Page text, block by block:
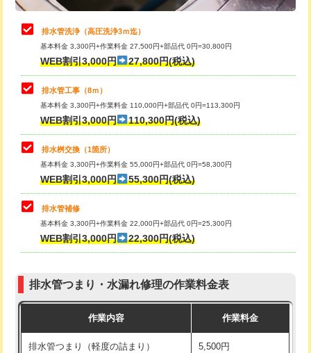
排水管工事（追加 排水管工事/3ｍ超
え）
マス交換（土の掘削・埋め戻し作業）
マス交換（深さ50㎝未満）
マス交換（深さ50㎝以上） 66,000円
コンクリート斫り（厚さ10㎝まで）
コンクリート斫り（厚さ10㎝超え）
モルタル補修（厚さ10㎝まで）
モルタル補修（厚さ10㎝超え）
追加人工 16,500円
現場見積
止水・漏水調査・防水処理・清掃・修
理・調整・分解・加工など（中作業）
22,000円
止水・漏水調査・防水処理・清掃・修
理・調整・分解・加工など（重作業）
33,000円
その他部品の脱着
交換・取付（タンク） 22,000円+材料費
交換・取付(単水栓（壁付・デッキ
式）)
交換・取付(混合水栓（壁付・デッキ
式・ワンホール）)
16,500円+材料費
交換・取付(排水栓・排水トラップ
交換・取付（その他部品） 11,000円+材料費
持込商品取付（単水栓） 13,200円
持込商品取付（混合水栓） 16,500円
排水管洗浄（高圧洗浄3ｍ迄）
基本料金 3,300円+作業料金 27,500円+部品代 0円=30,800円
WEB割引3,000円 27,800円(税込)
排水管工事（8ｍ）
基本料金 3,300円+作業料金 110,000円+部品代 0円=113,300円
WEB割引3,000円 110,300円(税込)
排水桝交換（1箇所）
基本料金 3,300円+作業料金 55,000円+部品代 0円=58,300円
WEB割引3,000円 55,300円(税込)
排水管補修
基本料金 3,300円+作業料金 22,000円+部品代 0円=25,300円
WEB割引3,000円 22,300円(税込)
排水管つまり・水漏れ修理の作業料金表
作業内容 作業料金
排水管つまり（軽度の詰まり） 5,500円